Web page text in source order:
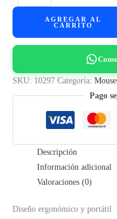
Genius
AGREGAR AL
CARRITO
SKU: 10297 Categoría:
Pago
Descripción
Información adicional
Valoraciones (0)
Diseño ergonómico y portátil